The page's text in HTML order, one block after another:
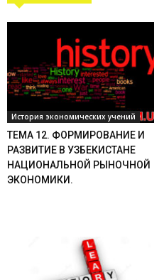
История экономических учений
ТЕМА 12. ФОРМИРОВАНИЕ И
РАЗВИТИЕ В УЗБЕКИСТАНЕ
НАЦИОНАЛЬНОЙ РЫНОЧНОЙ
ЭКОНОМИКИ.